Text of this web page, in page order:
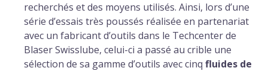
recherchés et des moyens utilisés. Ainsi, lors d’une
série d’essais très poussés réalisée en partenariat
avec un fabricant d’outils dans le Techcenter de
Blaser Swisslube, celui-ci a passé au crible une
sélection de sa gamme d’outils avec cinq fluides de